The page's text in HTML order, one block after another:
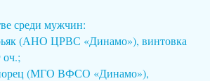
среди мужчин:
(АНО ЦРВС «Динамо»), винтовка
оч.;
(МГО ВФСО «Динамо»),